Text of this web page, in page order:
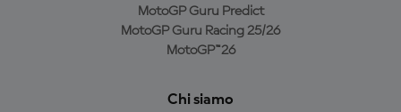
MotoGP Guru Predict
MotoGP Guru Racing 25/26
MotoGP™26
Chi siamo